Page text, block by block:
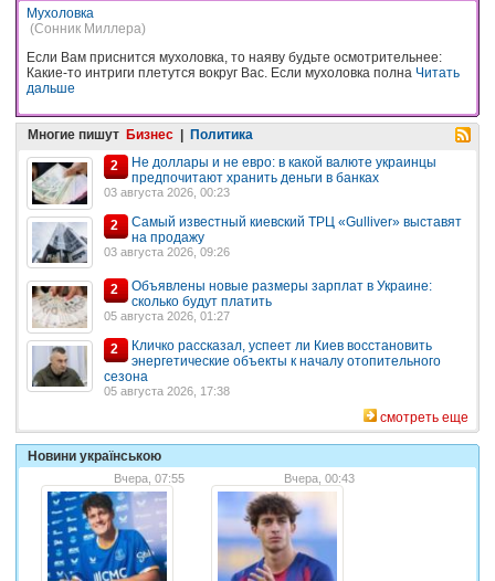
Мухоловка
(Сонник Миллера)
Если Вам приснится мухоловка, то наяву будьте осмотрительнее:
Какие-то интриги плетутся вокруг Вас. Если мухоловка полна Читать
дальше
Многие пишут Бизнес
Политика
2
Не доллары и не евро: в какой валюте украинцы
предпочитают хранить деньги в банках
03 августа 2026, 00:23
2
Самый известный киевский ТРЦ «Gulliver» выставят
на продажу
03 августа 2026, 09:26
2
Объявлены новые размеры зарплат в Украине:
сколько будут платить
05 августа 2026, 01:27
2
Кличко рассказал, успеет ли Киев восстановить
энергетические объекты к началу отопительного
сезона
05 августа 2026, 17:38
смотреть еще
Новини українською
Вчера, 07:55 Вчера, 00:43